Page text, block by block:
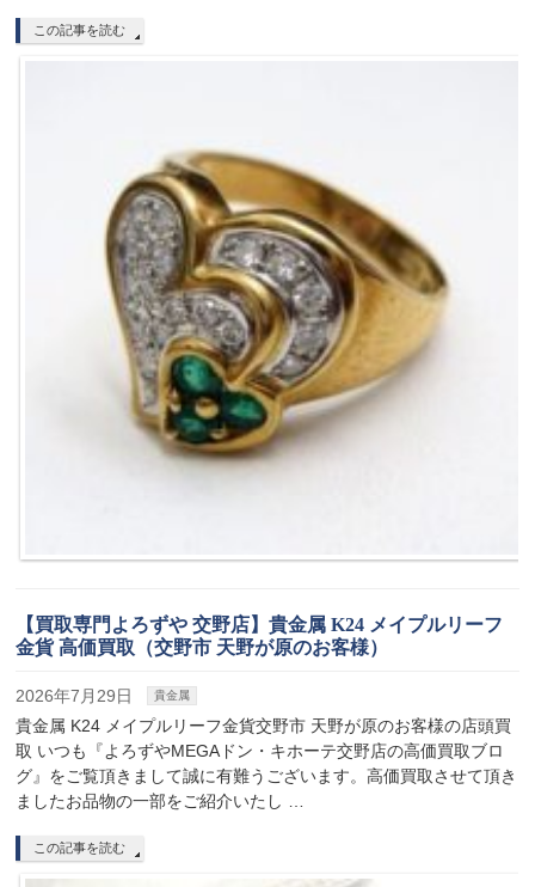
この記事を読む
【買取専門よろずや 交野店】貴金属 K24 メイプルリーフ
金貨 高価買取（交野市 天野が原のお客様）
2026年7月29日 貴金属
貴金属 K24 メイプルリーフ金貨交野市 天野が原のお客様の店頭買
取 いつも『よろずやMEGAドン・キホーテ交野店の高価買取ブロ
グ』をご覧頂きまして誠に有難うございます。高価買取させて頂き
ましたお品物の一部をご紹介いたし …
この記事を読む